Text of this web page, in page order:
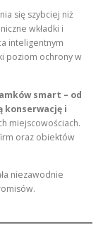
się szybciej niż
wkładki i
inteligentnym
poziom ochrony w
smart – od
konserwację i
miejscowościach.
oraz obiektów
niezawodnie